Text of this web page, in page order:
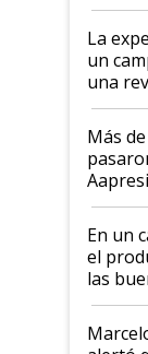
La
un
una
Más
suelo
En un
el
las
agro
"Los